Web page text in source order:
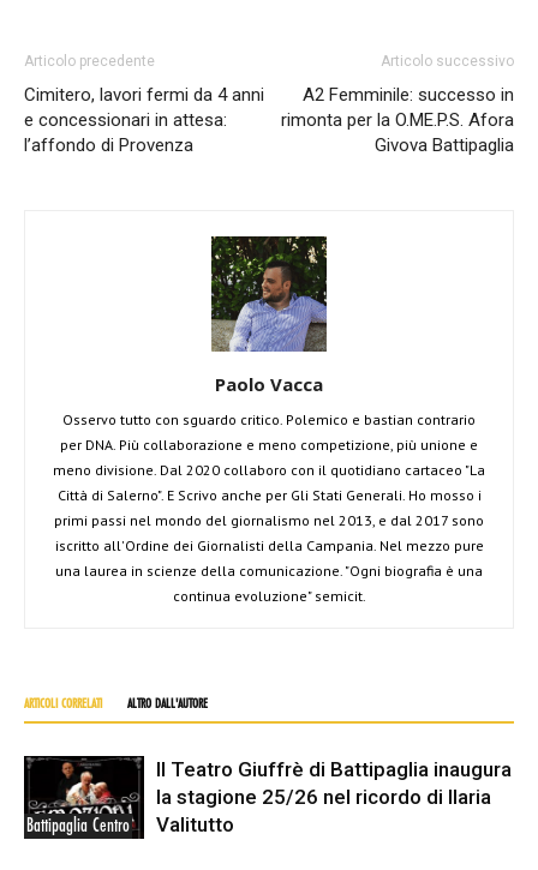
Articolo precedente
Cimitero, lavori fermi da 4 anni
e concessionari in attesa:
l’affondo di Provenza
Articolo successivo
A2 Femminile: successo in
rimonta per la O.ME.P.S. Afora
Givova Battipaglia
Paolo Vacca
Osservo tutto con sguardo critico. Polemico e bastian contrario
per DNA. Più collaborazione e meno competizione, più unione e
meno divisione. Dal 2020 collaboro con il quotidiano cartaceo "La
Città di Salerno". E Scrivo anche per Gli Stati Generali. Ho mosso i
primi passi nel mondo del giornalismo nel 2013, e dal 2017 sono
iscritto all'Ordine dei Giornalisti della Campania. Nel mezzo pure
una laurea in scienze della comunicazione. "Ogni biografia è una
continua evoluzione" semicit.
ARTICOLI CORRELATI ALTRO DALL'AUTORE
Battipaglia Centro
Il Teatro Giuffrè di Battipaglia inaugura
la stagione 25/26 nel ricordo di Ilaria
Valitutto